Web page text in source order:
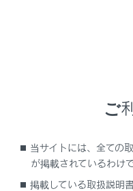
緊急対応一覧
ご
当サイトには、全ての
が掲載されているわけ
掲載している取扱説明